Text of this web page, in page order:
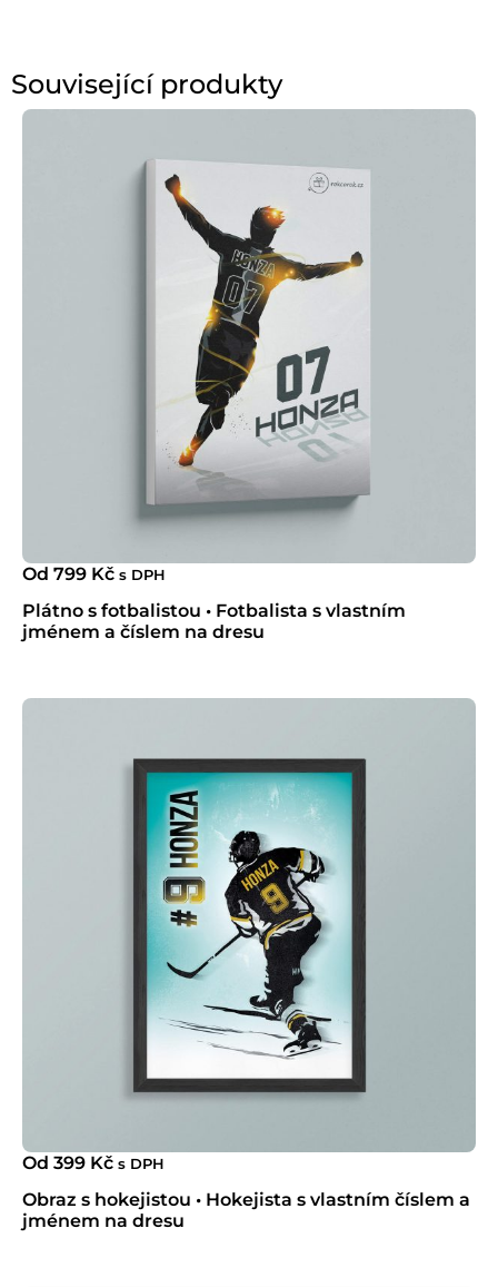
Související produkty
Od 799 Kč s DPH
Plátno s fotbalistou • Fotbalista s vlastním
jménem a číslem na dresu
Od 399 Kč s DPH
Obraz s hokejistou • Hokejista s vlastním číslem a
jménem na dresu